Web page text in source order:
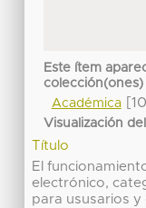
Este ítem
colección(ones)
Académica
Visualización
Título
El
electrónico,
para ususarios